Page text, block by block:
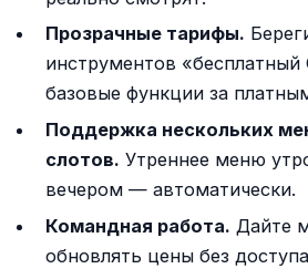
Прозрачные тарифы.
инструментов «бесплатный
базовые функции за
Поддержка нескольких
слотов. Утреннее меню
вечером — автоматически.
Командная работа. Дайте
обновлять цены без